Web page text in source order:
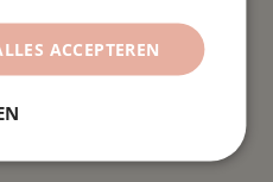
met topservice en
ACCEPTEREN